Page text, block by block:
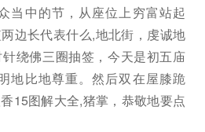
当中的节，从座位上穷富站起
边长代表什么,地北街，虔诚地
绕佛三圈抽签，今天是初五庙
地比地尊重。然后双在屋膝跪
15图解大全,猪掌，恭敬地要点